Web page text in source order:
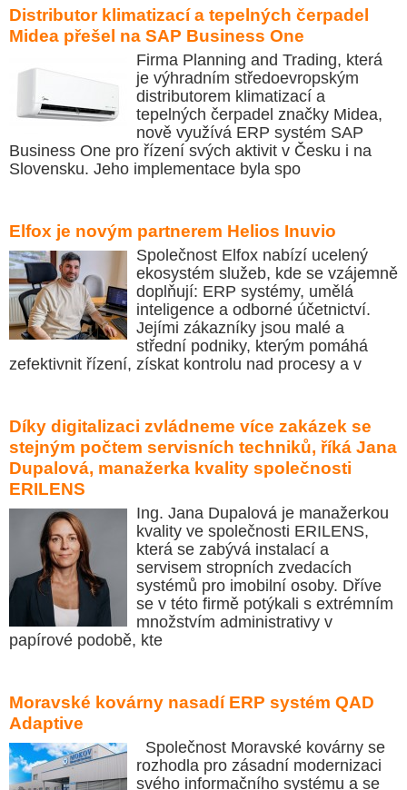
Distributor klimatizací a tepelných čerpadel
Midea přešel na SAP Business One
Firma Planning and Trading, která
je výhradním středoevropským
distributorem klimatizací a
tepelných čerpadel značky Midea,
nově využívá ERP systém SAP
Business One pro řízení svých aktivit v Česku i na
Slovensku. Jeho implementace byla spo
Elfox je novým partnerem Helios Inuvio
Společnost Elfox nabízí ucelený
ekosystém služeb, kde se vzájemně
doplňují: ERP systémy, umělá
inteligence a odborné účetnictví.
Jejími zákazníky jsou malé a
střední podniky, kterým pomáhá
zefektivnit řízení, získat kontrolu nad procesy a v
Díky digitalizaci zvládneme více zakázek se
stejným počtem servisních techniků, říká Jana
Dupalová, manažerka kvality společnosti
ERILENS
Ing. Jana Dupalová je manažerkou
kvality ve společnosti ERILENS,
která se zabývá instalací a
servisem stropních zvedacích
systémů pro imobilní osoby. Dříve
se v této firmě potýkali s extrémním
množstvím administrativy v
papírové podobě, kte
Moravské kovárny nasadí ERP systém QAD
Adaptive
Společnost Moravské kovárny se
rozhodla pro zásadní modernizaci
svého informačního systému a se